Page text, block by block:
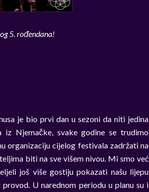
5. rođendana!
je bio prvi dan u sezoni da niti jedina
iz Njemačke, svake godine se trudimo
organizaciju cijelog festivala zadržati na
biti na sve višem nivou. Mi smo već
još više gostiju pokazati našu lijepu
U narednom periodu u planu su i